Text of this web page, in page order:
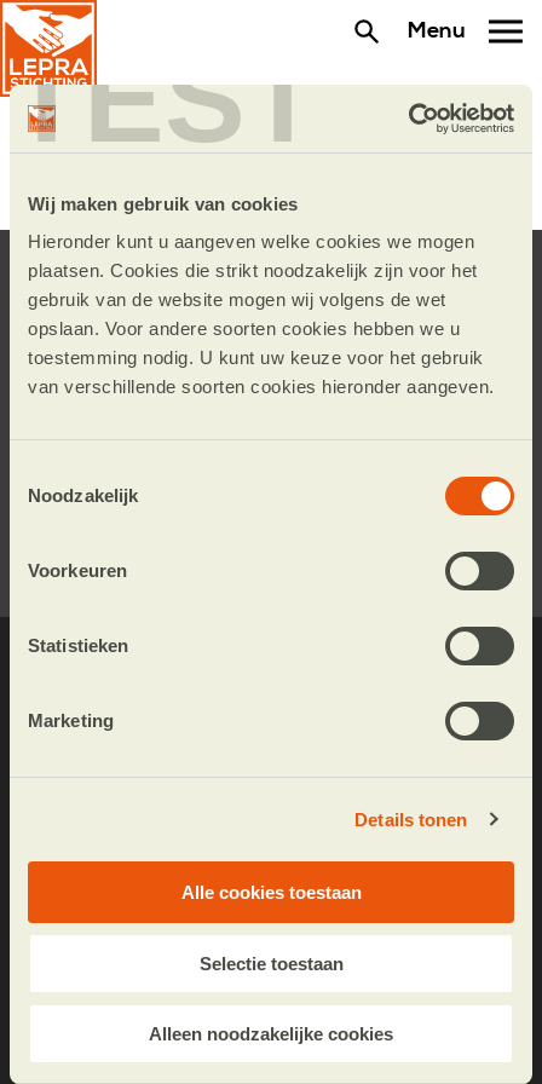
TEST
Wij maken gebruik van cookies
Hieronder kunt u aangeven welke cookies we mogen
plaatsen. Cookies die strikt noodzakelijk zijn voor het
gebruik van de website mogen wij volgens de wet
opslaan. Voor andere soorten cookies hebben we u
toestemming nodig. U kunt uw keuze voor het gebruik
van verschillende soorten cookies hieronder aangeven.
Noodzakelijk
Voorkeuren
Statistieken
Marketing
Details tonen
Alle cookies toestaan
Selectie toestaan
Alleen noodzakelijke cookies
Menu
Wat betekent doneren?
Blijf op de hoogte.
Schrijf u in voor de e-mailnieuwsbrief of volg
ons op social media.
Persberichten
Wibautstraat 137k
Postbus 95005
1090 HA Amsterdam